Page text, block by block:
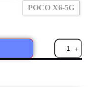
POCO X6-5G